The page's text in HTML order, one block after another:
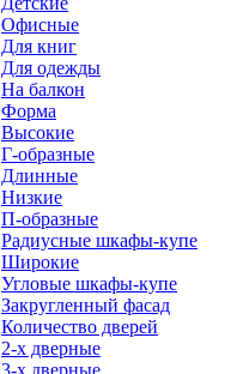
Офисные
Для книг
Для одежды
На балкон
Форма
Высокие
Г-образные
Длинные
Низкие
П-образные
Радиусные шкафы-купе
Широкие
Угловые шкафы-купе
Закругленный фасад
Количество дверей
2-х дверные
3-х дверные